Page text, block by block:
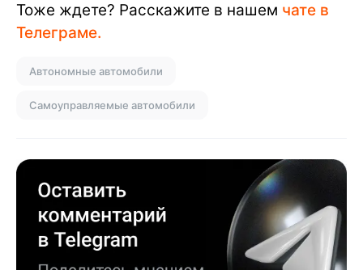
Тоже ждете? Расскажите в нашем чате в
Телеграме.
Автономные автомобили
Самоуправляемые автомобили